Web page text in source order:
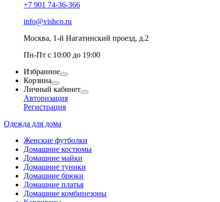
+7 901 74-36-366
info@vishco.ru
Москва, 1-й Нагатинский проезд, д.2
Пн-Пт с 10:00 до 19:00
Избранное
Корзина
Личный кабинет
Авторизация
Регистрация
Одежда для дома
Женские футболки
Домашние костюмы
Домашние майки
Домашние туники
Домашние брюки
Домашние платья
Домашние комбинезоны